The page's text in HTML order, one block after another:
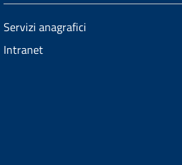
Servizi anagrafici
Intranet